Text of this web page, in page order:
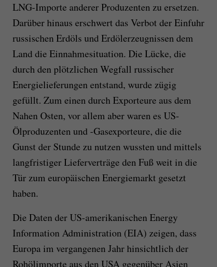
LNG-Importe anderer Produzenten zu ersetzen.
Darüber hinaus erschwert das Verbot der Einfuhr
russischen Erdöls und Erdölerzeugnissen dem
Land die Einnahmesituation. Die Lücke, die
durch den plötzlichen Wegfall russischer
Energielieferungen entstand, wurde zügig
gefüllt. Zum einen durch Exporteure aus dem
Nahen Osten, vor allem aber waren es US-
Ölproduzenten und -Gasexporteure, die die
Gunst der Stunde zu nutzen wussten und mittels
langfristiger Lieferverträge den Fuß weit in die
Tür zum europäischen Energiemarkt gesetzt
haben.
Die Daten der US-amerikanischen Energy
Information Administration (EIA) zeigen, dass
Europa im vergangenen Jahr hinsichtlich der
Rohölimporte aus den USA gegenüber Asien